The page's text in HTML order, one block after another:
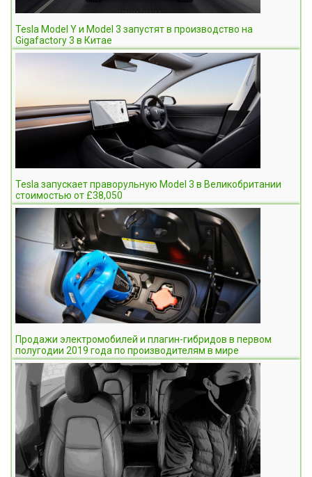
Tesla Model Y и Model 3 запустят в производство на
Gigafactory 3 в Китае
Tesla запускает праворульную Model 3 в Великобритании
стоимостью от £38,050
Продажи электромобилей и плагин-гибридов в первом
полугодии 2019 года по производителям в мире